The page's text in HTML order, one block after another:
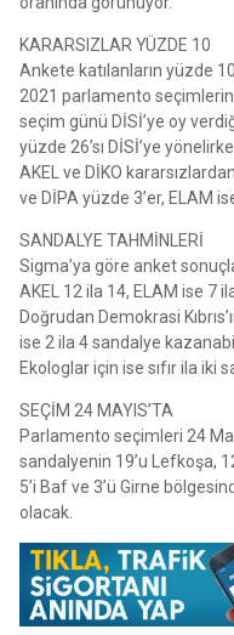
KARARSIZLAR YÜZDE 10
Ankete katılanların yüzde
2021 parlamento
seçim günü DİSİ’ye oy
yüzde 26’sı DİSİ’ye
AKEL ve DİKO
ve DİPA yüzde 3’er, ELAM
SANDALYE TAHMİNLERİ
Sigma’ya göre anket
AKEL 12 ila 14, ELAM ise 7
Doğrudan Demokrasi
ise 2 ila 4 sandalye
Ekologlar için ise sıfır ila iki
SEÇİM 24 MAYIS’TA
Parlamento seçimleri 24
sandalyenin 19’u Lefkoşa,
5’i Baf ve 3’ü Girne
olacak.